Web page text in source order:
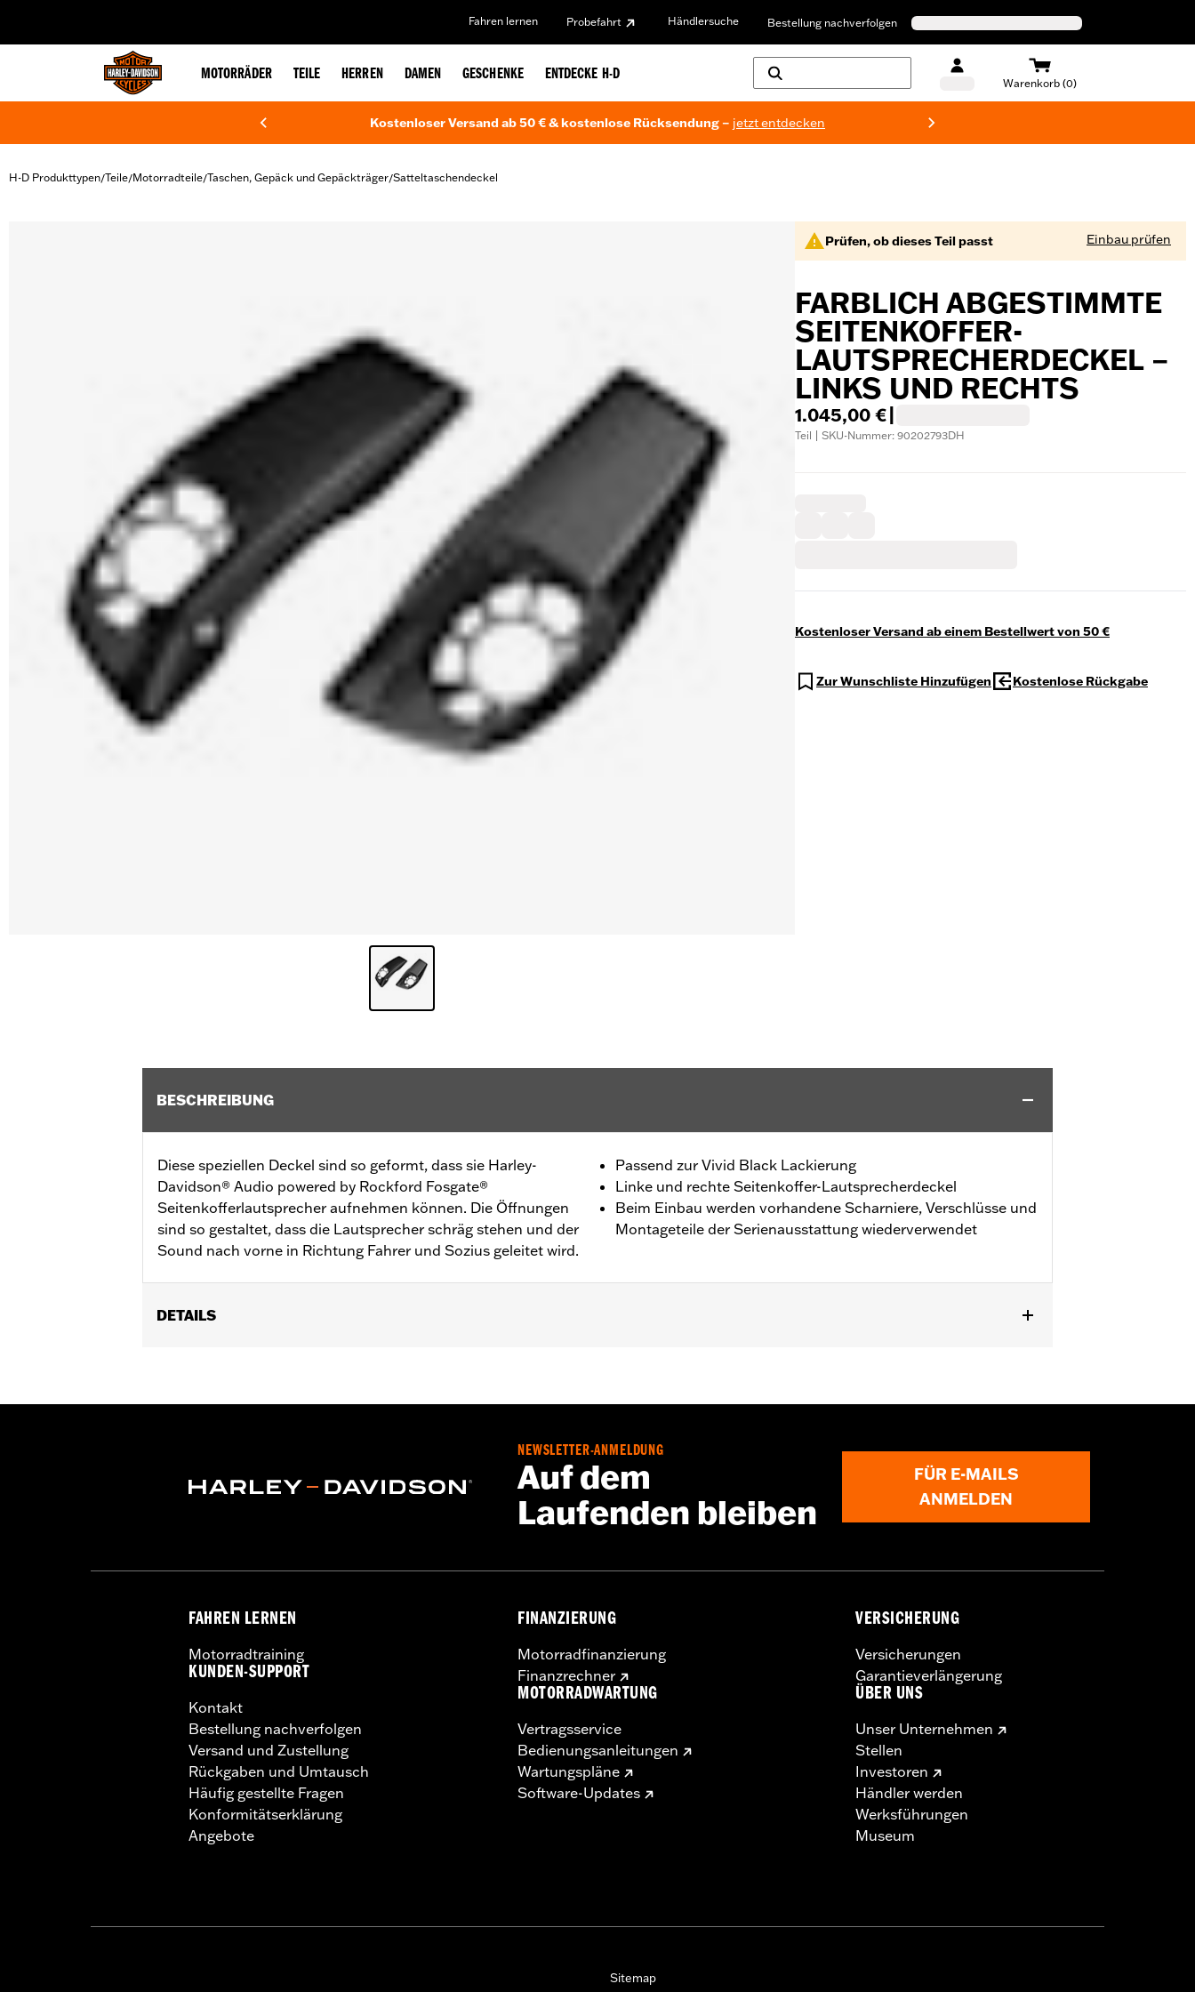
Fahren lernen Probefahrt Händlersuche Bestellung nachverfolgen
MOTORRÄDER TEILE HERREN DAMEN GESCHENKE ENTDECKE H-D
Warenkorb (0)
Kostenloser Versand ab 50 € & kostenlose Rücksendung – jetzt entdecken
H-D Produkttypen/Teile/Motorradteile/Taschen, Gepäck und Gepäckträger/Satteltaschendeckel
Prüfen, ob dieses Teil passt Einbau prüfen
FARBLICH ABGESTIMMTE
SEITENKOFFER-
LAUTSPRECHERDECKEL –
LINKS UND RECHTS
1.045,00 €
Teil | SKU-Nummer: 90202793DH
Kostenloser Versand ab einem Bestellwert von 50 €
Zur Wunschliste Hinzufügen Kostenlose Rückgabe
BESCHREIBUNG
Diese speziellen Deckel sind so geformt, dass sie Harley-
Davidson® Audio powered by Rockford Fosgate®
Seitenkofferlautsprecher aufnehmen können. Die Öffnungen
sind so gestaltet, dass die Lautsprecher schräg stehen und der
Sound nach vorne in Richtung Fahrer und Sozius geleitet wird.
Passend zur Vivid Black Lackierung
Linke und rechte Seitenkoffer-Lautsprecherdeckel
Beim Einbau werden vorhandene Scharniere, Verschlüsse und
Montageteile der Serienausstattung wiederverwendet
DETAILS
76001291, 76001292 oder 76001299.
NEWSLETTER-ANMELDUNG
Auf dem
Laufenden bleiben
FÜR E-MAILS
ANMELDEN
FAHREN LERNEN
Motorradtraining
KUNDEN-SUPPORT
Kontakt
Bestellung nachverfolgen
Versand und Zustellung
Rückgaben und Umtausch
Häufig gestellte Fragen
Konformitätserklärung
Angebote
FINANZIERUNG
Motorradfinanzierung
Finanzrechner
MOTORRADWARTUNG
Vertragsservice
Bedienungsanleitungen
Wartungspläne
Software-Updates
VERSICHERUNG
Versicherungen
Garantieverlängerung
ÜBER UNS
Unser Unternehmen
Stellen
Investoren
Händler werden
Werksführungen
Museum
Sitemap